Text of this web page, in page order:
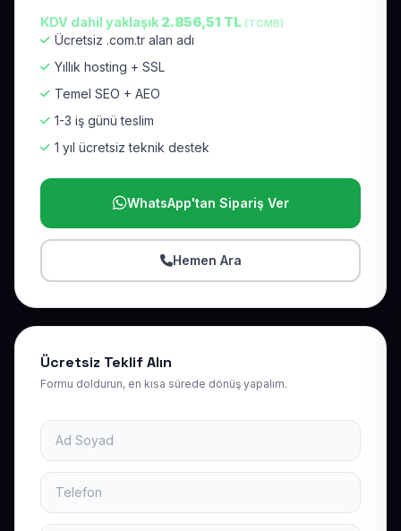
KDV dahil yaklaşık 2.856,51 TL (TCMB)
Ücretsiz .com.tr alan adı
Yıllık hosting + SSL
Temel SEO + AEO
1-3 iş günü teslim
1 yıl ücretsiz teknik destek
WhatsApp'tan Sipariş Ver
Hemen Ara
Ücretsiz Teklif Alın
Formu doldurun, en kısa sürede dönüş yapalım.